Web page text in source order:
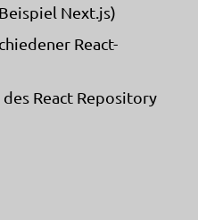
Next.js)
React-
React Repository